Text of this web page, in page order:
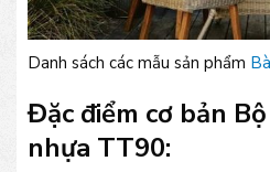
Danh sách các mẫu sản phẩm
Đặc điểm cơ bản
nhựa TT90: